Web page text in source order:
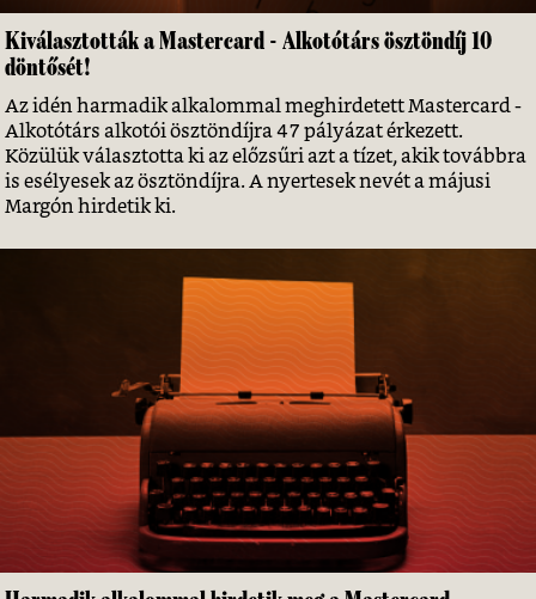
Kiválasztották a Mastercard - Alkotótárs ösztöndíj 10
döntősét!
Az idén harmadik alkalommal meghirdetett Mastercard -
Alkotótárs alkotói ösztöndíjra 47 pályázat érkezett.
Közülük választotta ki az előzsűri azt a tízet, akik továbbra
is esélyesek az ösztöndíjra. A nyertesek nevét a májusi
Margón hirdetik ki.